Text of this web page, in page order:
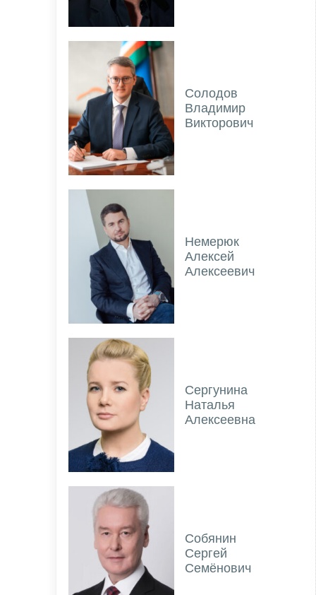
Солодов
Владимир
Викторович
Немерюк
Алексей
Алексеевич
Сергунина
Наталья
Алексеевна
Собянин
Сергей
Семёнович